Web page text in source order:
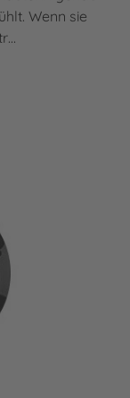
Wenn sie